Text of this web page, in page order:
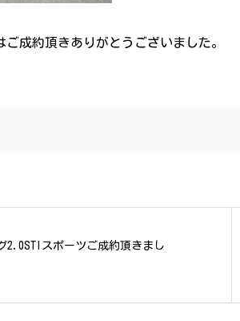
成約頂きありがとうございました。
2.0STIスポーツご成約頂きまし